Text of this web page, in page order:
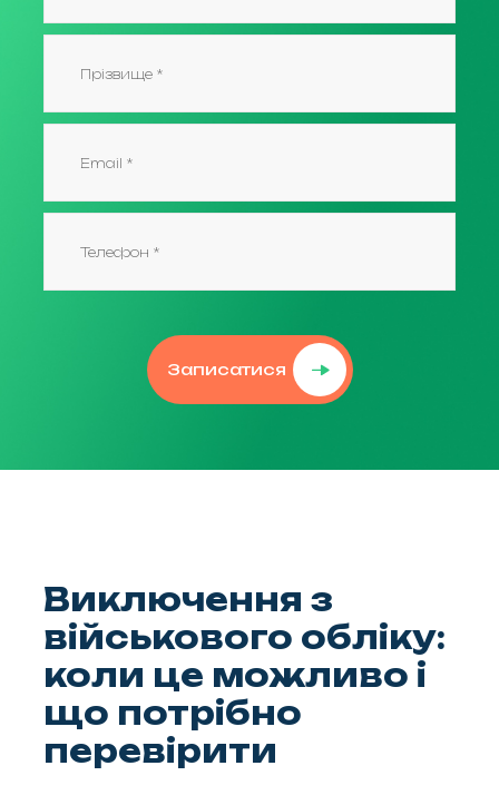
Записатися
Виключення з
військового обліку:
коли це можливо і
що потрібно
перевірити